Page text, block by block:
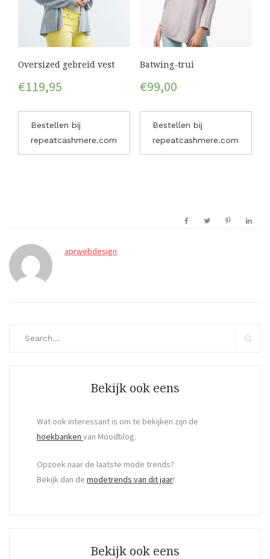
Oversized gebreid vest
€119,95
Bestellen bij
repeatcashmere.com
Batwing-trui
€99,00
Bestellen bij
repeatcashmere.com
aprwebdesign
Bekijk ook eens
Wat ook interessant is om te bekijken zijn de
hoekbanken van Moodblog.
Opzoek naar de laatste mode trends?
Bekijk dan de modetrends van dit jaar!
Bekijk ook eens